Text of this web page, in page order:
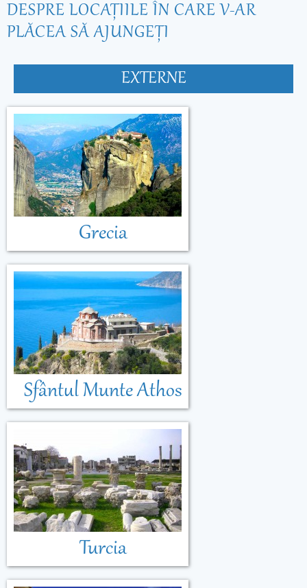
DESPRE LOCAŢIILE ÎN CARE V-AR
PLĂCEA SĂ AJUNGEŢI
EXTERNE
Grecia
Sfântul Munte Athos
Turcia